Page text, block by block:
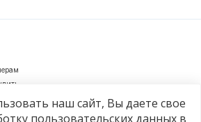
наш сайт, Вы даете свое
пользовательских данных в